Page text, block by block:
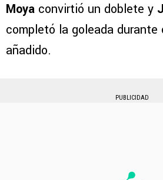
Moya convirtió un doblete y
completó la goleada durante
añadido.
PUBLICIDAD